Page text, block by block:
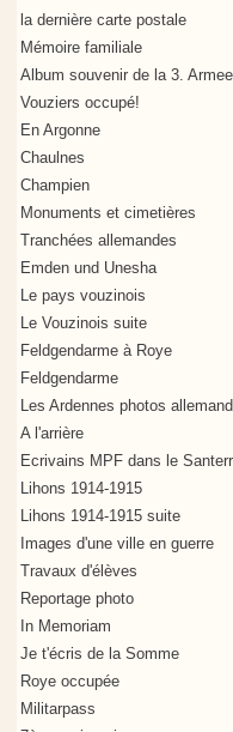
la dernière carte postale
Mémoire familiale
Album souvenir de la 3. Armee
Vouziers occupé!
En Argonne
Chaulnes
Champien
Monuments et cimetières
Tranchées allemandes
Emden und Unesha
Le pays vouzinois
Le Vouzinois suite
Feldgendarme à Roye
Feldgendarme
Les Ardennes photos
A l'arrière
Ecrivains MPF dans le
Lihons 1914-1915
Lihons 1914-1915 suite
Images d'une ville en guerre
Travaux d'élèves
Reportage photo
In Memoriam
Je t'écris de la Somme
Roye occupée
Militarpass